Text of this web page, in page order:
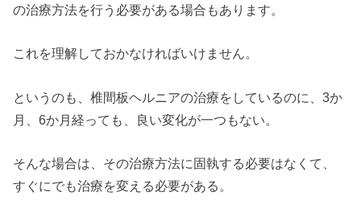
の治療方法を行う必要がある場合もあります。
これを理解しておかなければいけません。
というのも、椎間板ヘルニアの治療をしているのに、3か
月、6か月経っても、良い変化が一つもない。
そんな場合は、その治療方法に固執する必要はなくて、
すぐにでも治療を変える必要がある。